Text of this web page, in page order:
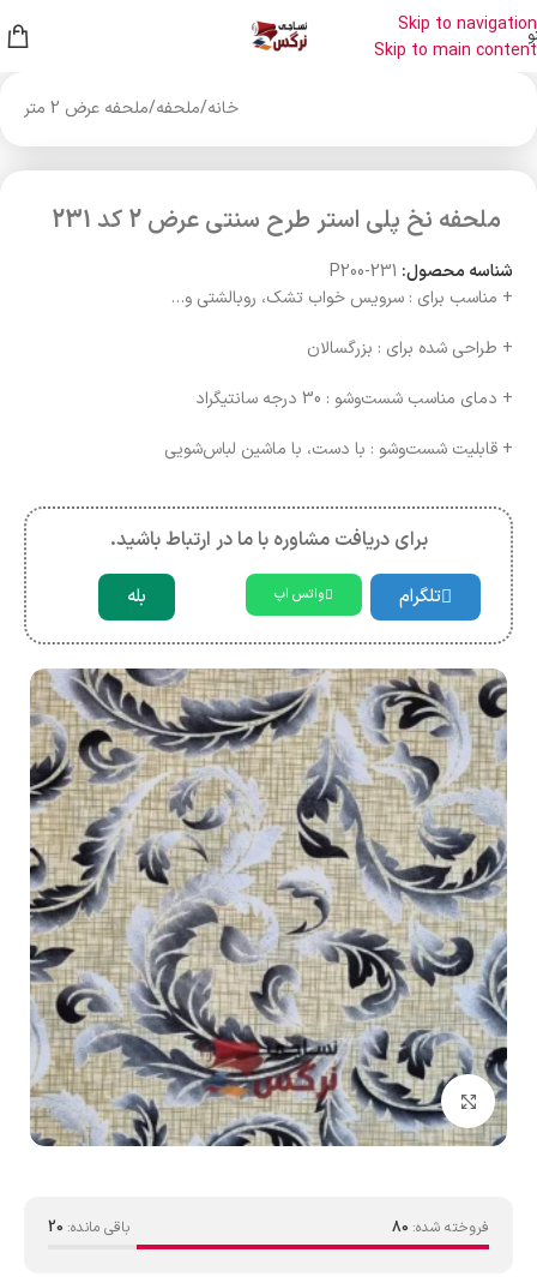
Skip to navigation
Skip to main content
خانه/ملحفه/ملحفه عرض 2 متر
ملحفه نخ پلی استر طرح سنتی عرض 2 کد 231
شناسه محصول: P200-231
+ مناسب برای : سرویس خواب تشک، روبالشتی و…
+ طراحی شده برای : بزرگسالان
+ دمای مناسب شست‌وشو : 30 درجه سانتیگراد
+ قابلیت شست‌وشو : با دست، با ماشین لباس‌شویی
برای دریافت مشاوره با ما در ارتباط باشید.
تلگرام واتس اپ بله
بزرگنمایی تصویر
فروخته شده: 80 باقی مانده: 20